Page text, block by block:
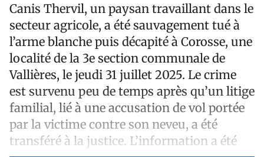
Canis Thervil, un paysan travaillant dans le
secteur agricole, a été sauvagement tué à
l’arme blanche puis décapité à Corosse, une
localité de la 3e section communale de
Vallières, le jeudi 31 juillet 2025. Le crime
est survenu peu de temps après qu’un litige
familial, lié à une accusation de vol portée
par la victime contre son neveu, a été
transféré à la justice. L’information a été